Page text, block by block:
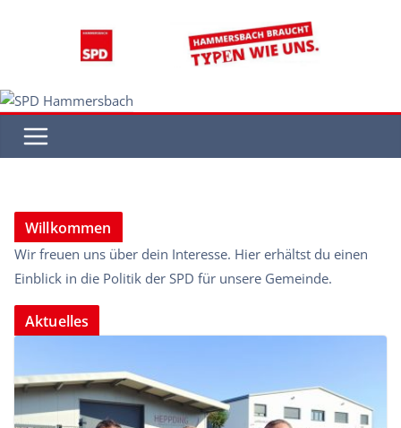
Willkommen
Wir freuen uns über dein Interesse. Hier erhältst du einen
Einblick in die Politik der SPD für unsere Gemeinde.
Aktuelles